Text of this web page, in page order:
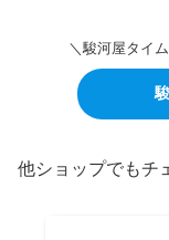
＼駿河屋タイ
他ショップでもチ